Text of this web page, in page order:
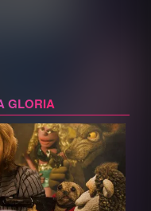
GLORIA